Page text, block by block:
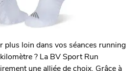
plus loin dans vos séances running
? La BV Sport Run
une alliée de choix. Grâce à